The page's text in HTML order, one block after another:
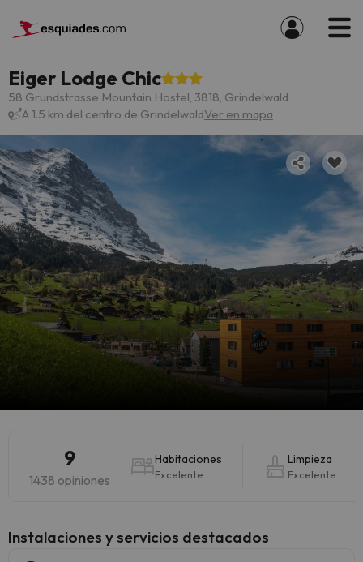
Eiger Lodge Chic
58 Grundstrasse Mountain Hostel, 3818, Grindelwald
A 1.5 km del centro de GrindelwaldVer en mapa
9
1438 opiniones
Habitaciones
Excelente
Limpieza
Excelente
Instalaciones y servicios destacados